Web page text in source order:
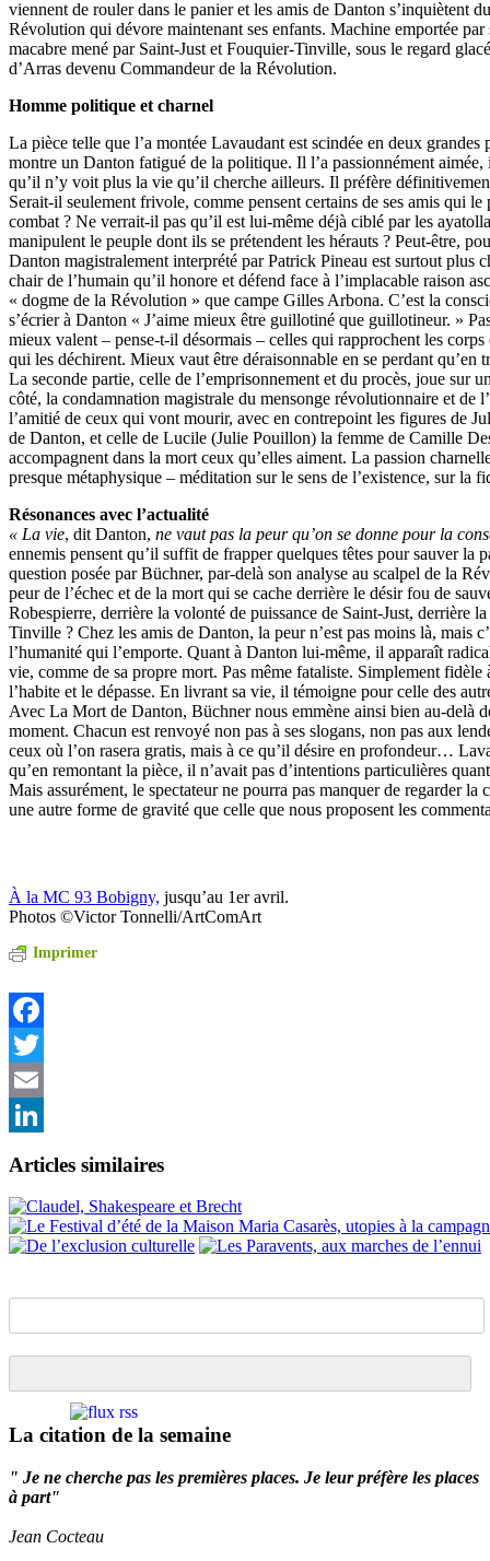
viennent de rouler dans le panier et les amis de Danton s’inquiètent
Révolution qui dévore maintenant ses enfants. Machine emportée
macabre mené par Saint-Just et Fouquier-Tinville, sous le regard
d’Arras devenu Commandeur de la Révolution.
Homme politique et charnel
La pièce telle que l’a montée Lavaudant est scindée en deux grandes
montre un Danton fatigué de la politique. Il l’a passionnément aimée,
qu’il n’y voit plus la vie qu’il cherche ailleurs. Il préfère
Serait-il seulement frivole, comme pensent certains de ses amis qui le
combat ? Ne verrait-il pas qu’il est lui-même déjà ciblé par les
manipulent le peuple dont ils se prétendent les hérauts ? Peut-être,
Danton magistralement interprété par Patrick Pineau est surtout plus
chair de l’humain qu’il honore et défend face à l’implacable raison
« dogme de la Révolution » que campe Gilles Arbona. C’est la
s’écrier à Danton « J’aime mieux être guillotiné que guillotineur. »
mieux valent – pense-t-il désormais – celles qui rapprochent les
qui les déchirent. Mieux vaut être déraisonnable en se perdant qu’en
La seconde partie, celle de l’emprisonnement et du procès, joue sur
côté, la condamnation magistrale du mensonge révolutionnaire et de
l’amitié de ceux qui vont mourir, avec en contrepoint les figures de
de Danton, et celle de Lucile (Julie Pouillon) la femme de Camille
accompagnent dans la mort ceux qu’elles aiment. La passion
presque métaphysique – méditation sur le sens de l’existence, sur la
Résonances avec l’actualité
« La vie, dit Danton, ne vaut pas la peur qu’on se donne pour la
ennemis pensent qu’il suffit de frapper quelques têtes pour sauver la
question posée par Büchner, par-delà son analyse au scalpel de la
peur de l’échec et de la mort qui se cache derrière le désir fou de
Robespierre, derrière la volonté de puissance de Saint-Just, derrière
Tinville ? Chez les amis de Danton, la peur n’est pas moins là, mais
l’humanité qui l’emporte. Quant à Danton lui-même, il apparaît
vie, comme de sa propre mort. Pas même fataliste. Simplement fidèle
l’habite et le dépasse. En livrant sa vie, il témoigne pour celle des
Avec La Mort de Danton, Büchner nous emmène ainsi bien au-delà
moment. Chacun est renvoyé non pas à ses slogans, non pas aux
ceux où l’on rasera gratis, mais à ce qu’il désire en profondeur…
qu’en remontant la pièce, il n’avait pas d’intentions particulières
Mais assurément, le spectateur ne pourra pas manquer de regarder la
une autre forme de gravité que celle que nous proposent les
À la MC 93 Bobigny, jusqu’au 1er avril.
Photos ©Victor Tonnelli/ArtComArt
Imprimer
Facebook
Twitter
Email
Articles similaires
La citation de la semaine
" Je ne cherche pas les premières places. Je leur préfère les places
à part"
Jean Cocteau